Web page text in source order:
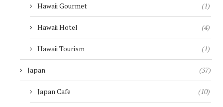
Hawaii Gourmet (1)
Hawaii Hotel (4)
Hawaii Tourism (1)
Japan (37)
Japan Cafe (10)